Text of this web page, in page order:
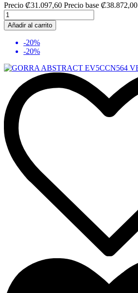
Precio ₡31.097,60 Precio base ₡38.872,00
Añadir al carrito
-20%
-20%